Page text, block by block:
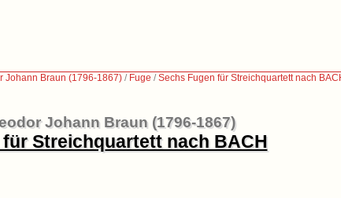
Johann Braun (1796-1867) / Fuge /Sechs Fugen für Streichquartett nach
Johann Braun (1796-1867)
Streichquartett nach BACH